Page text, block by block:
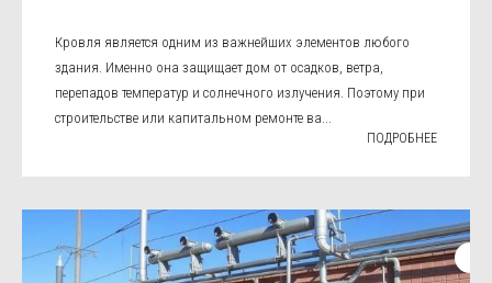
Кровля является одним из важнейших элементов любого
здания. Именно она защищает дом от осадков, ветра,
перепадов температур и солнечного излучения. Поэтому при
строительстве или капитальном ремонте ва...
ПОДРОБНЕЕ